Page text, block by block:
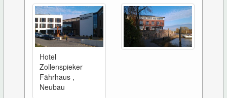
Hotel
Zollenspieker
Fährhaus ,
Neubau